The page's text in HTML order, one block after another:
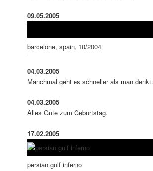
09.05.2005
barcelone, spain, 10/2004
04.03.2005
Manchmal geht es schneller als man denkt.
04.03.2005
Alles Gute zum Geburtstag.
17.02.2005
persian gulf inferno